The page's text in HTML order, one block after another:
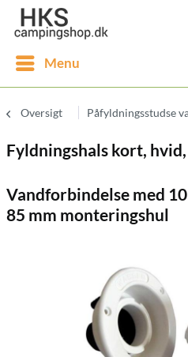
Menu
Oversigt Påfyldningsstudse
Fyldningshals kort,
Vandforbindelse med
85 mm monteringshul